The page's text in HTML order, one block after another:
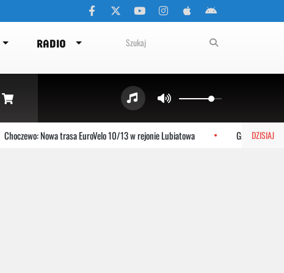
RADIO
DZISIAJ
Choczewo: Nowa trasa EuroVelo 10/13 w rejonie Lubiatowa Gniewino: